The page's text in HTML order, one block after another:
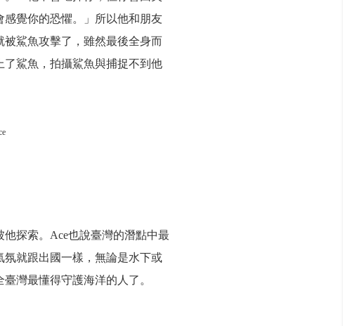
覺你的恐懼。」所以他和朋友
鯊魚攻擊了，雖然最後全身而
鯊魚，拍攝鯊魚與捕捉不到他
探索。Ace也說臺灣的潛點中最
就跟出國一樣，無論是水下或
灣最懂得守護海洋的人了。